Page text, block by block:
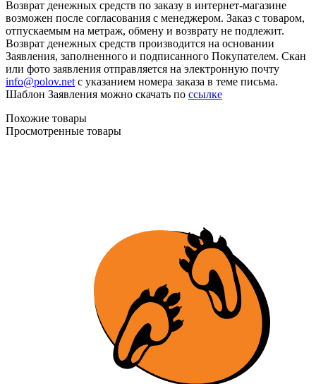
Возврат денежных средств по заказу в интернет-магазине
возможен после согласования с менеджером. Заказ с товаром,
отпускаемым на метраж, обмену и возврату не подлежит.
Возврат денежных средств производится на основании
Заявления, заполненного и подписанного Покупателем. Скан
или фото заявления отправляется на электронную почту
info@polov.net с указанием номера заказа в теме письма.
Шаблон Заявления можно скачать по ссылке
Похожие товары
Просмотренные товары